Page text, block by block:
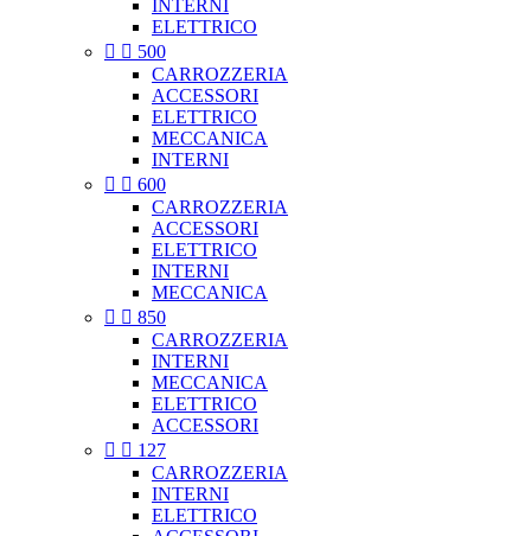
INTERNI
ELETTRICO
  500
CARROZZERIA
ACCESSORI
ELETTRICO
MECCANICA
INTERNI
  600
CARROZZERIA
ACCESSORI
ELETTRICO
INTERNI
MECCANICA
  850
CARROZZERIA
INTERNI
MECCANICA
ELETTRICO
ACCESSORI
  127
CARROZZERIA
INTERNI
ELETTRICO